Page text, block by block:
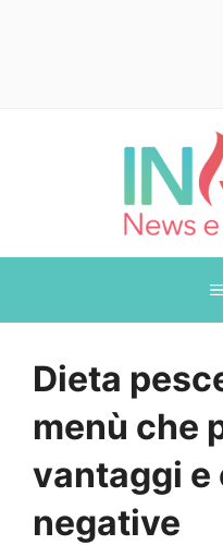
Dieta
menù che
vantaggi e
negative